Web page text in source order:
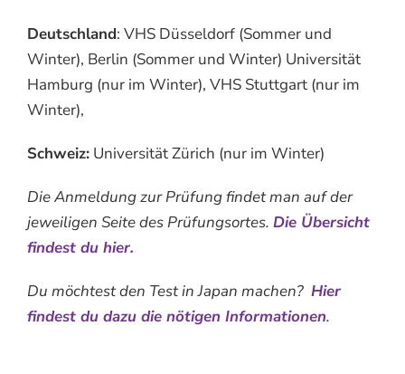
Deutschland: VHS Düsseldorf (Sommer und
Winter), Berlin (Sommer und Winter) Universität
Hamburg (nur im Winter), VHS Stuttgart (nur im
Winter),
Schweiz:Universität Zürich (nur im Winter)
Die Anmeldung zur Prüfung findet man auf der
jeweiligen Seite des Prüfungsortes. Die Übersicht
findest du hier.
Du möchtest den Test in Japan machen? Hier
findest du dazu die nötigen Informationen.